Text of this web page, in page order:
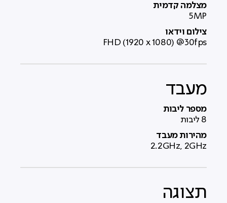
מצלמה קדמית
5MP
צילום וידאו
FHD (1920 x 1080) @30fps
מעבד
מספר ליבות
8 ליבות
מהירות מעבד
2.2GHz, 2GHz
תצוגה